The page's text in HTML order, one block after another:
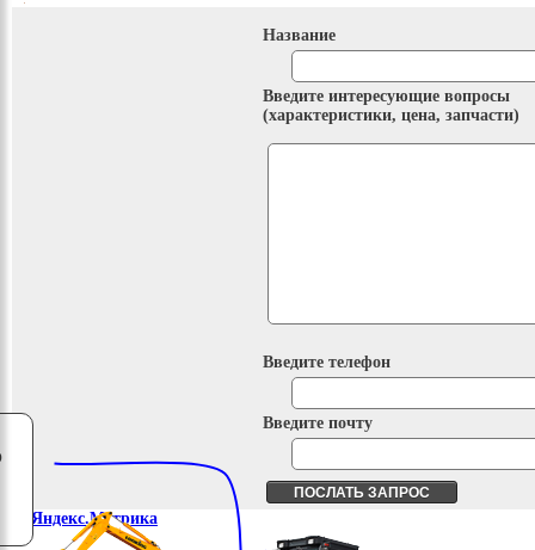
Название
Введите интересующие вопросы
(характеристики, цена, запчасти)
Введите телефон
Введите почту